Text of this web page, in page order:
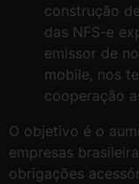
construção
das NFS-e
emissor de
mobile, nos
cooperação
O objetivo é o
empresas
obrigações